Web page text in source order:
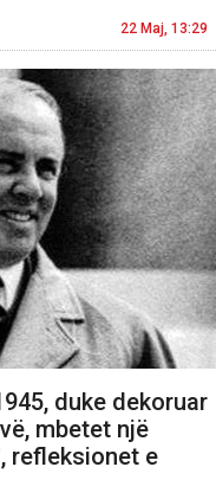
22 Maj, 13:29
duke dekoruar
mbetet një
refleksionet e